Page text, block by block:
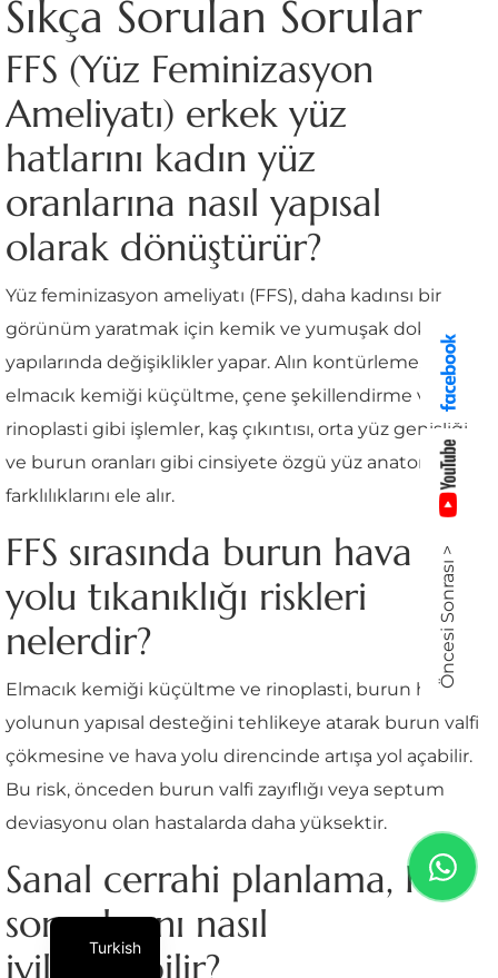
Sıkça Sorulan Sorular
FFS (Yüz Feminizasyon
Ameliyatı) erkek yüz
hatlarını kadın yüz
oranlarına nasıl yapısal
olarak dönüştürür?
Yüz feminizasyon ameliyatı (FFS), daha kadınsı bir
görünüm yaratmak için kemik ve yumuşak doku
yapılarında değişiklikler yapar. Alın kontürleme,
elmacık kemiği küçültme, çene şekillendirme ve
rinoplasti gibi işlemler, kaş çıkıntısı, orta yüz genişliği
ve burun oranları gibi cinsiyete özgü yüz anatomisi
farklılıklarını ele alır.
FFS sırasında burun hava
yolu tıkanıklığı riskleri
nelerdir?
Elmacık kemiği küçültme ve rinoplasti, burun hava
yolunun yapısal desteğini tehlikeye atarak burun valfi
çökmesine ve hava yolu direncinde artışa yol açabilir.
Bu risk, önceden burun valfi zayıflığı veya septum
deviasyonu olan hastalarda daha yüksektir.
Sanal cerrahi planlama, FFS
sonuçlarını nasıl
Öncesi Sonrası >
Turkish